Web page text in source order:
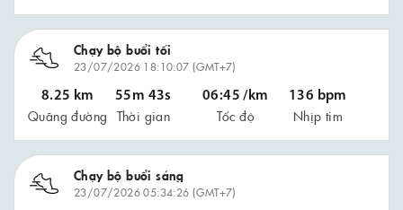
Chạy bộ buổi tối
23/07/2026 18:10:07 (GMT+7)
8.25 km
Quãng đường
55m 43s
Thời gian
06:45 /km
Tốc độ
136 bpm
Nhịp tim
Chạy bộ buổi sáng
23/07/2026 05:34:26 (GMT+7)